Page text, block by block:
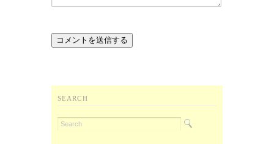
SEARCH